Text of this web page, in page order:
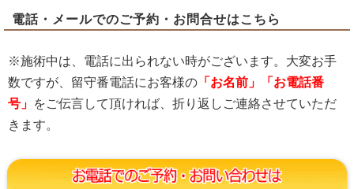
電話・メールでのご予約・お問合せはこちら
※施術中は、電話に出られない時がございます。大変お手
数ですが、留守番電話にお客様の 「お名前」「お電話番
号」 をご伝言して頂ければ、折り返しご連絡させていただ
きます。